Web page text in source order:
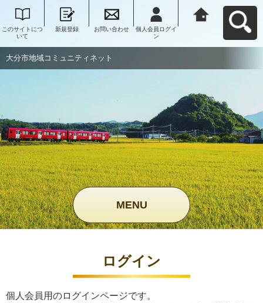
このサイトにつ
いて
新規登録 お問い合わせ
個人会員ログイ
ン
大分市地域コミュニティネット
MENU
ログイン
個人会員用のログインページです。